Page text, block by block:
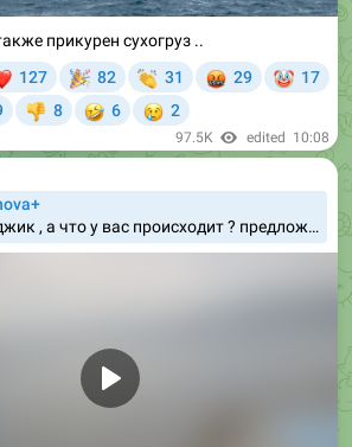
прикурен сухогруз ..
127 82 31
🤬
29
🤡
17
8 6 2
97.5K edited 10:08
Геленджик , а что у вас происходит ? предложка @slavasupernovaplus